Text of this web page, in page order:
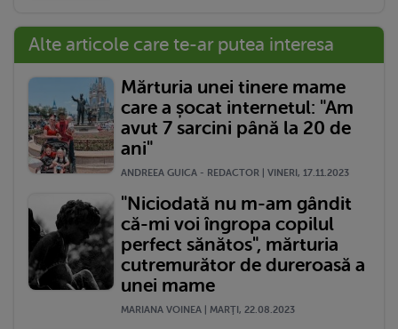
Alte articole care te-ar putea interesa
Mărturia unei tinere mame
care a șocat internetul: "Am
avut 7 sarcini până la 20 de
ani"
ANDREEA GUICA - REDACTOR | VINERI, 17.11.2023
"Niciodată nu m-am gândit
că-mi voi îngropa copilul
perfect sănătos", mărturia
cutremurător de dureroasă a
unei mame
MARIANA VOINEA | MARŢI, 22.08.2023